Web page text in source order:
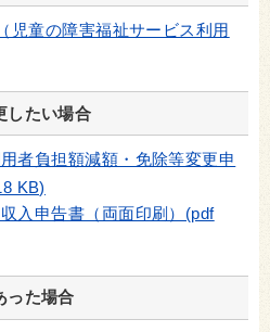
児童の障害福祉サービス利用
したい場合
者負担額減額・免除等変更申
KB)
入申告書（両面印刷）(pdf
った場合